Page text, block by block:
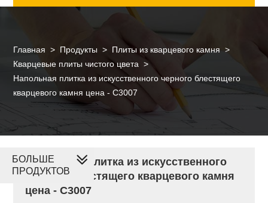
Главная > Продукты > Плиты из кварцевого камня >
Кварцевые плиты чистого цвета >
Напольная плитка из искусственного черного блестящего
кварцевого камня цена - C3007
Напольная плитка из искусственного
черного блестящего кварцевого камня
цена - C3007
БОЛЬШЕ
ПРОДУКТОВ